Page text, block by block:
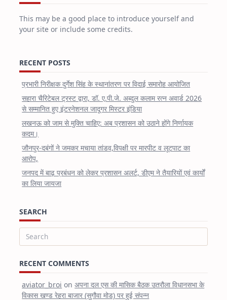
This may be a good place to introduce yourself and
your site or include some credits.
RECENT POSTS
प्रभारी निरीक्षक दुर्गेश सिंह के स्थानांतरण पर विदाई समारोह आयोजित
सहारा चैरिटेबल ट्रस्ट द्वारा, डॉ. ए.पी.जे. अब्दुल कलाम रत्न अवार्ड 2026
से सम्मानित हुए इंटरनेशनल जादूगर मिस्टर इंडिया
लखनऊ को जाम से मुक्ति चाहिए: अब प्रशासन को उठाने होंगे निर्णायक
कदम।
जौनपुर-दबंगों ने जमकर मचाया तांडव,विपक्षी पर मारपीट व लूटपाट का
आरोप,
जनपद में बाढ़ प्रबंधन को लेकर प्रशासन अलर्ट, डीएम ने तैयारियों एवं कार्यों
का लिया जायजा
SEARCH
Search
RECENT COMMENTS
aviator_broi onअपना दल एस की मासिक बैठक उतरौला विधानसभा के
विकास खण्ड रेहरा बाजार (सुगौवा मोड) पर हुई संपन्न